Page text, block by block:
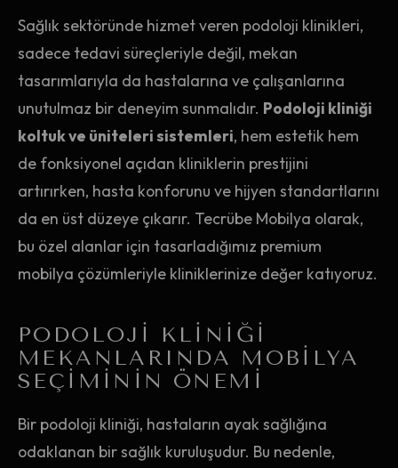
Sağlık sektöründe hizmet veren podoloji klinikleri,
sadece tedavi süreçleriyle değil, mekan
tasarımlarıyla da hastalarına ve çalışanlarına
unutulmaz bir deneyim sunmalıdır. Podoloji kliniği
koltuk ve üniteleri sistemleri, hem estetik hem
de fonksiyonel açıdan kliniklerin prestijini
artırırken, hasta konforunu ve hijyen standartlarını
da en üst düzeye çıkarır. Tecrübe Mobilya olarak,
bu özel alanlar için tasarladığımız premium
mobilya çözümleriyle kliniklerinize değer katıyoruz.
PODOLOJI KLINIĞI
MEKANLARINDA MOBILYA
SEÇIMININ ÖNEMI
Bir podoloji kliniği, hastaların ayak sağlığına
odaklanan bir sağlık kuruluşudur. Bu nedenle,